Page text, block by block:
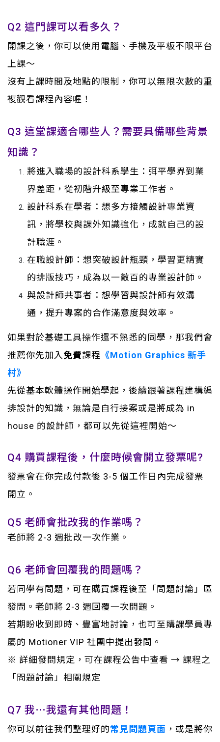
Q2 這門課可以看多久？
開課之後，你可以使用電腦、手機及平板不限平台
上課～
沒有上課時間及地點的限制，你可以無限次數的重
複觀看課程內容喔！
Q3 這堂課適合哪些人？需要具備哪些背景
知識？
將進入職場的設計科系學生：弭平學界到業
界差距，從初階升級至專業工作者。
設計科系在學者：想多方接觸設計專業資
訊，將學校與課外知識強化，成就自己的設
計職涯。
在職設計師：想突破設計瓶頸，學習更精實
的排版技巧，成為以一敵百的專業設計師。
與設計師共事者：想學習與設計師有效溝
通，提升專案的合作滿意度與效率。
如果對於基礎工具操作還不熟悉的同學，那我們會
推薦你先加入 免費課程 《Motion Graphics 新手
村》
先從基本軟體操作開始學起，後續跟著課程建構編
排設計的知識，無論是自行接案或是將成為 in
house 的設計師，都可以先從這裡開始～
Q4 購買課程後，什麼時候會開立發票呢?
發票會在你完成付款後 3-5 個工作日內完成發票
開立。
Q5 老師會批改我的作業嗎？
老師將 2-3 週批改一次作業。
Q6 老師會回覆我的問題嗎？
若同學有問題，可在購買課程後至「問題討論」區
發問。老師將 2-3 週回覆一次問題。
若期盼收到即時、豐富地討論，也可至購課學員專
屬的 Motioner VIP 社團中提出發問。
※ 詳細發問規定，可在課程公告中查看 → 課程之
「問題討論」相關規定
Q7 我⋯我還有其他問題！
你可以前往我們整理好的常見問題頁面 ，或是將你